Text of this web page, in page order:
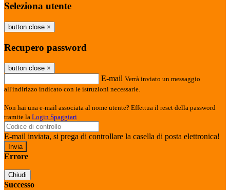
Seleziona utente
button close ×
Recupero password
button close ×
E-mail Verrà inviato un messaggio
all'indirizzo indicato con le istruzioni necessarie.
Non hai una e-mail associata al nome utente? Effettua il reset della password
tramite la Login Spaggiari
E-mail inviata, si prega di controllare la casella di posta elettronica!
Errore
Chiudi
Successo